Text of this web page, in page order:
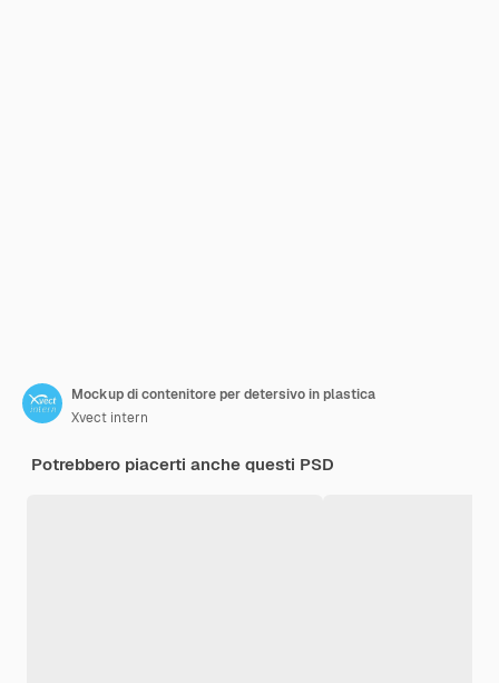
Mockup di contenitore per detersivo in plastica
Xvect intern
Potrebbero piacerti anche questi PSD